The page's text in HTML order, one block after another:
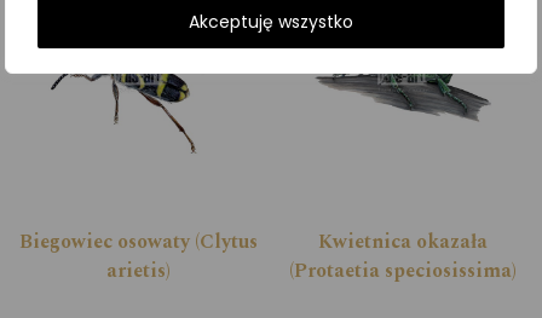
Akceptuję wszystko
Biegowiec osowaty (Clytus
arietis)
Kwietnica okazała
(Protaetia speciosissima)